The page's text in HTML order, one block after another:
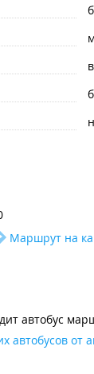
Маршрут на
автобус
от